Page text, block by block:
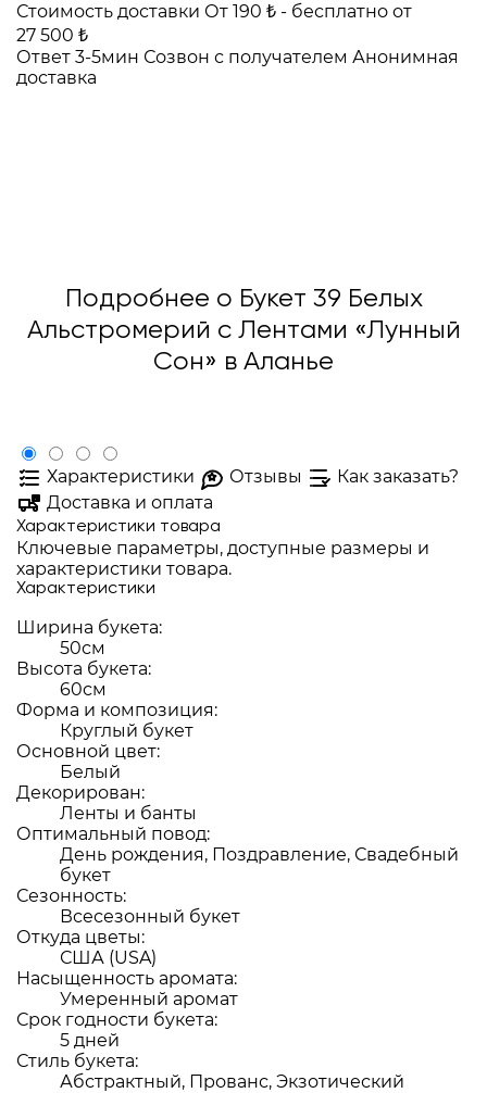
Стоимость доставки От 190 ₺ - бесплатно от
27 500 ₺
Ответ 3-5мин Созвон с получателем Анонимная
доставка
Подробнее о Букет 39 Белых
Альстромерий с Лентами «Лунный
Сон» в Аланье
Характеристики Отзывы
Как заказать?
Доставка и оплата
Характеристики товара
Ключевые параметры, доступные размеры и
характеристики товара.
Характеристики
Ширина букета:
50см
Высота букета:
60см
Форма и композиция:
Круглый букет
Основной цвет:
Белый
Декорирован:
Ленты и банты
Оптимальный повод:
День рождения, Поздравление, Свадебный
букет
Сезонность:
Всесезонный букет
Откуда цветы:
США (USA)
Насыщенность аромата:
Умеренный аромат
Срок годности букета:
5 дней
Стиль букета:
Абстрактный, Прованс, Экзотический